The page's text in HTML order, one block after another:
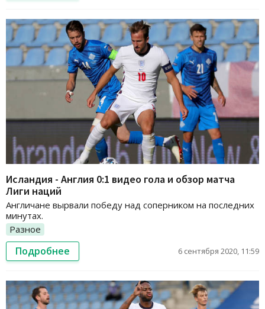
Исландия - Англия 0:1 видео гола и обзор матча
Лиги наций
Англичане вырвали победу над соперником на последних
минутах.
Разное
Подробнее 6 сентября 2020, 11:59